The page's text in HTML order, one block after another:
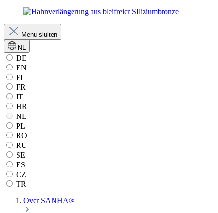
Menu sluiten
NL
DE
EN
FI
FR
IT
HR
NL
PL
RO
RU
SE
ES
CZ
TR
Over SANHA®